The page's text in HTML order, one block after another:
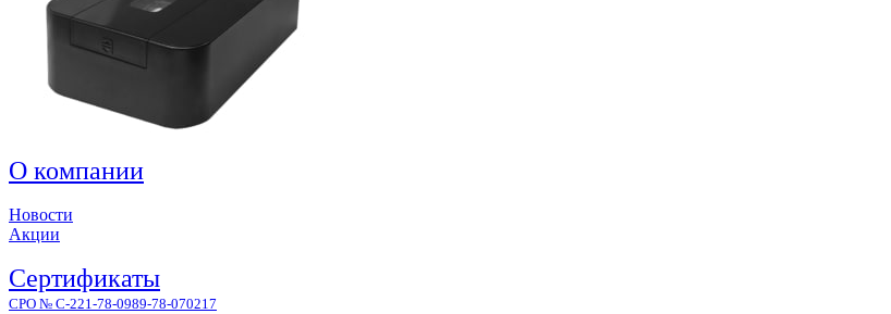
О компании
Новости
Акции
Сертификаты
СРО № С-221-78-0989-78-070217